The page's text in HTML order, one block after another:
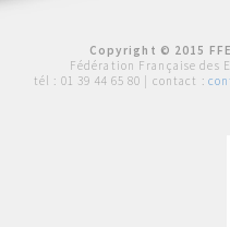
Copyright © 2015
Fédération Française des
tél : 01 39 44 65 80 | contact :